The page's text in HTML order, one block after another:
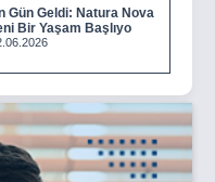
Gün Geldi: Natura Nova
Bir Yaşam Başlıyo